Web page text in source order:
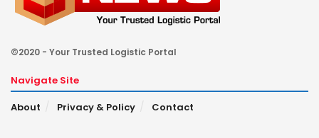
©2020 - Your Trusted Logistic Portal
Navigate Site
About
Privacy & Policy Contact